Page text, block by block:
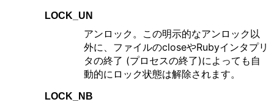
LOCK_UN
アンロック。この明示的なアンロック以
外に、ファイルのcloseやRubyインタプリ
タの終了 (プロセスの終了)によっても自
動的にロック状態は解除されます。
LOCK_NB